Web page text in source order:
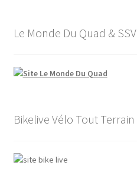
Le Monde Du Quad & SSV
Bikelive Vélo Tout Terrain